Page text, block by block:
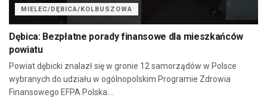
MIELEC/DĘBICA/KOLBUSZOWA
Dębica: Bezpłatne porady finansowe dla mieszkańców
powiatu
Powiat dębicki znalazł się w gronie 12 samorządów w Polsce
wybranych do udziału w ogólnopolskim Programie Zdrowia
Finansowego EFPA Polska....